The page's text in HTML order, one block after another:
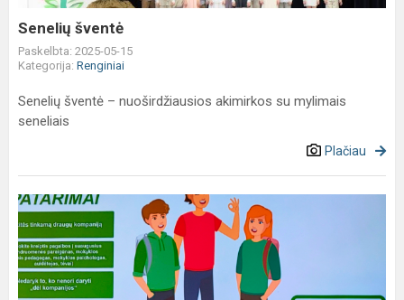
Senelių šventė
Paskelbta: 2025-05-15
Kategorija: Renginiai
Senelių šventė – nuoširdžiausios akimirkos su mylimais
seneliais
Plačiau
Pareigūno
pranešimai
septintų
klasių
mokiniams